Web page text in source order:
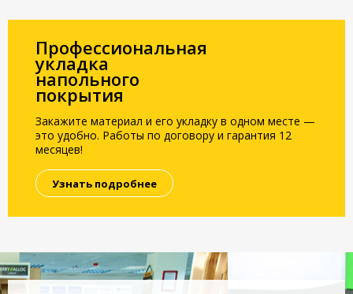
Профессиональная
укладка
напольного
покрытия
Закажите материал и его укладку в одном месте —
это удобно. Работы по договору и гарантия 12
месяцев!
Узнать подробнее